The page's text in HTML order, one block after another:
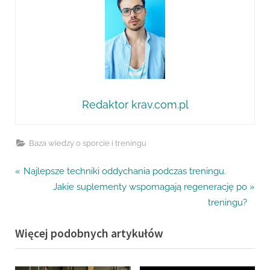
Redaktor krav.com.pl
Baza wiedzy o sporcie i treningu
Nawigacja
P
i
o
u
Najlepsze techniki oddychania podczas treningu.
N
t
P
o
Jakie suplementy wspomagają regenerację po
treningu?
Więcej podobnych artykułów